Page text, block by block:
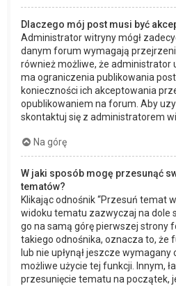
Dlaczego mój post musi być
Administrator witryny mógł
danym forum wymagają
również możliwe, że administrator
ma ograniczenia publikowania
konieczności ich akceptowania
opublikowaniem na forum. Aby
skontaktuj się z administratorem
Na górę
W jaki sposób mogę przesunąć
tematów?
Klikając odnośnik “Przesuń temat
widoku tematu zazwyczaj na dole
go na samą górę pierwszej strony
takiego odnośnika, oznacza to, że
lub nie upłynął jeszcze
możliwe użycie tej funkcji. Innym,
przesunięcie tematu na początek,